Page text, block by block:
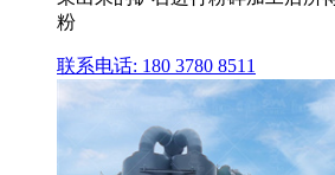
粉
联系电话: 180 3780 8511